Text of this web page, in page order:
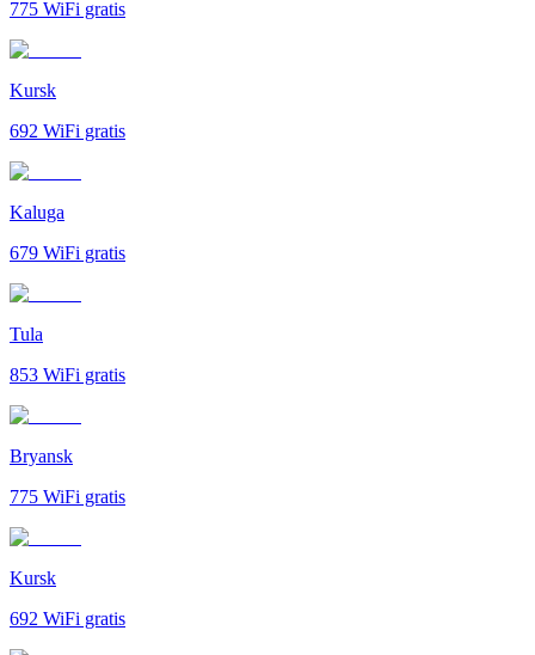
775 WiFi gratis
Kursk
692 WiFi gratis
Kaluga
679 WiFi gratis
Tula
853 WiFi gratis
Bryansk
775 WiFi gratis
Kursk
692 WiFi gratis